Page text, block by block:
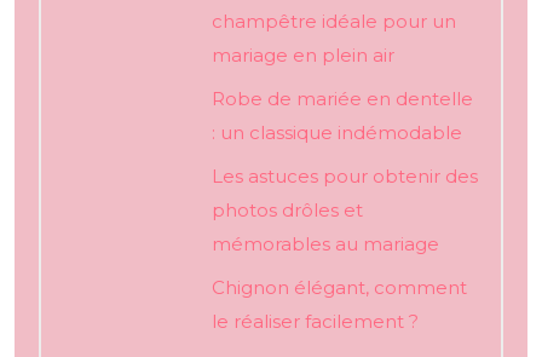
champêtre idéale pour un
mariage en plein air
Robe de mariée en dentelle
: un classique indémodable
Les astuces pour obtenir des
photos drôles et
mémorables au mariage
Chignon élégant, comment
le réaliser facilement ?